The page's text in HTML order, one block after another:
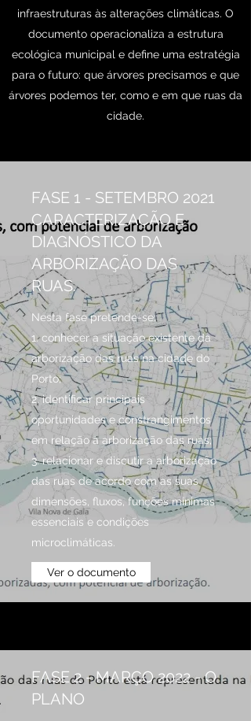
infraestruturas às alterações climáticas. O
documento operacionaliza a estrutura
ecológica municipal e define uma estratégia
para o futuro: que árvores precisamos e que
árvores podemos ter, como e em que ruas da
cidade.
FASE 1 - SETEMBRO 2021
CARACTERIZAÇÃO E
DIAGNÓSTICO DA
ARBORIZAÇÃO DAS
RUAS.
Nesta fase pretende-se:
1. conhecer a situação existente da
arborização das ruas na cidade do
Porto;
2. identificar principais
oportunidades e constrangimentos
em relação à arborização das ruas;
3. relacionar e discutir a arborização
das ruas de acordo com as suas
dimensões, fluxos, funções mínimas
essenciais e condições
microclimáticas.
Ver o documento
FASE 2 - MARÇO 2022 - O
PLANO